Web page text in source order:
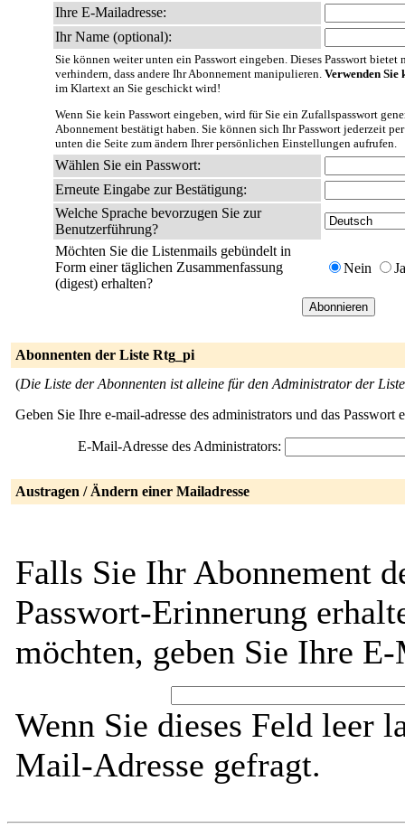
Ihre E-Mailadresse:
Ihr Name (optional):
Sie können weiter unten ein Passwort eingeben. Dieses Passwort
verhindern, dass andere Ihr Abonnement manipulieren. Verwenden Sie
im Klartext an Sie geschickt wird!
Wenn Sie kein Passwort eingeben, wird für Sie ein Zufallspasswort
Abonnement bestätigt haben. Sie können sich Ihr Passwort jederzeit
unten die Seite zum ändern Ihrer persönlichen Einstellungen aufrufen.
Wählen Sie ein Passwort:
Erneute Eingabe zur Bestätigung:
Welche Sprache bevorzugen Sie zur
Benutzerführung?
Möchten Sie die Listenmails gebündelt in
Form einer täglichen Zusammenfassung
(digest) erhalten?
Nein Ja
Abonnenten der Liste Rtg_pi
(Die Liste der Abonnenten ist alleine für den Administrator der
Geben Sie Ihre e-mail-adresse des administrators und das
E-Mail-Adresse des Administrators:
Austragen / Ändern einer Mailadresse
Falls Sie Ihr Abonnement
Passwort-Erinnerung
möchten, geben Sie Ihre
Wenn Sie dieses Feld leer
Mail-Adresse gefragt.